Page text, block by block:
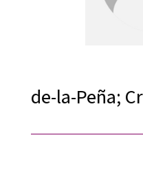
de-la-Peña;